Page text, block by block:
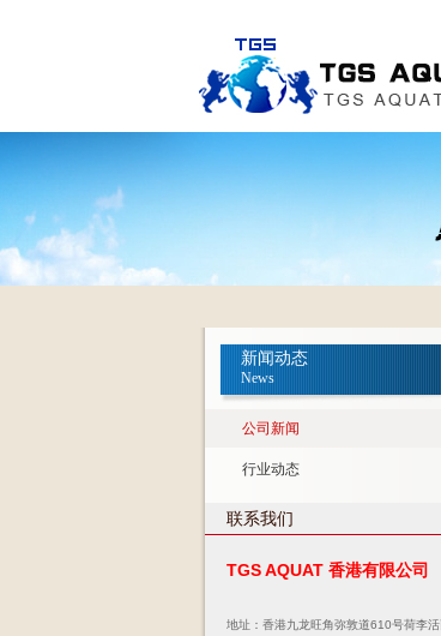
新闻动态
News
公司新闻
行业动态
联系我们
TGS AQUAT 香港有限公司
地址：香港九龙旺角弥敦道610号荷李